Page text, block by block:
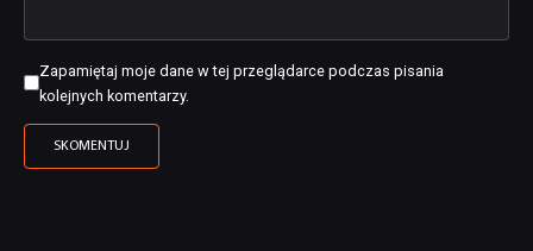
Zapamiętaj moje dane w tej przeglądarce podczas pisania
kolejnych komentarzy.